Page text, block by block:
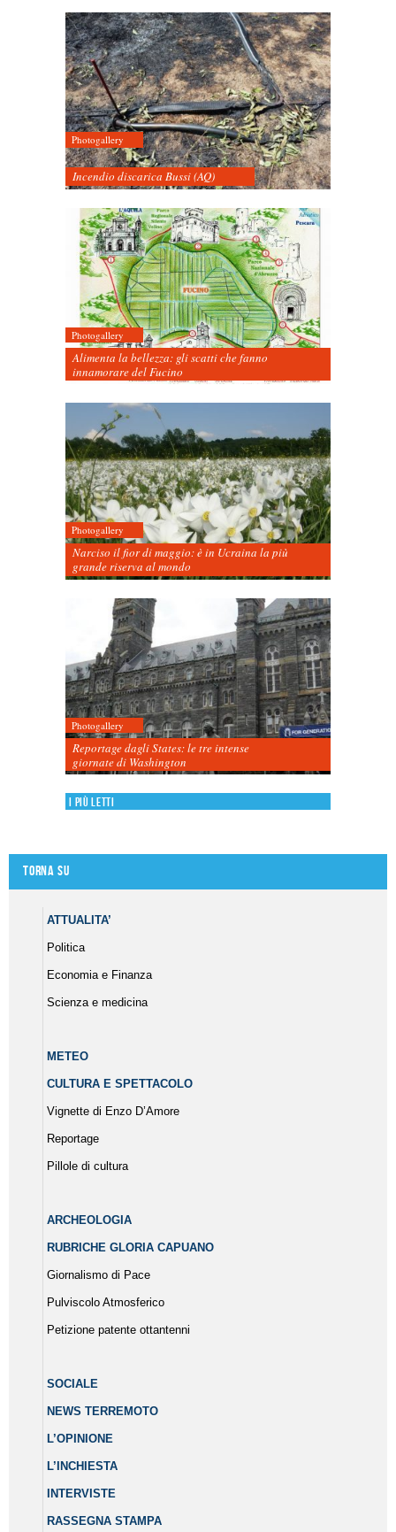
Photogallery
Incendio discarica Bussi (AQ)
Photogallery
Alimenta la bellezza: gli scatti che fanno
innamorare del Fucino
Photogallery
Narciso il fior di maggio: è in Ucraina la più
grande riserva al mondo
Photogallery
Reportage dagli States: le tre intense
giornate di Washington
I più letti
Torna su
ATTUALITA’
Politica
Economia e Finanza
Scienza e medicina
METEO
CULTURA E SPETTACOLO
Vignette di Enzo D’Amore
Reportage
Pillole di cultura
ARCHEOLOGIA
RUBRICHE GLORIA CAPUANO
Giornalismo di Pace
Pulviscolo Atmosferico
Petizione patente ottantenni
SOCIALE
NEWS TERREMOTO
L’OPINIONE
L’INCHIESTA
INTERVISTE
RASSEGNA STAMPA